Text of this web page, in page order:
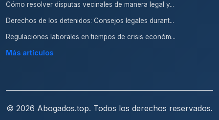
Cómo resolver disputas vecinales de manera legal y...
Derechos de los detenidos: Consejos legales durant...
Regulaciones laborales en tiempos de crisis económ...
Más artículos
© 2026 Abogados.top. Todos los derechos reservados.